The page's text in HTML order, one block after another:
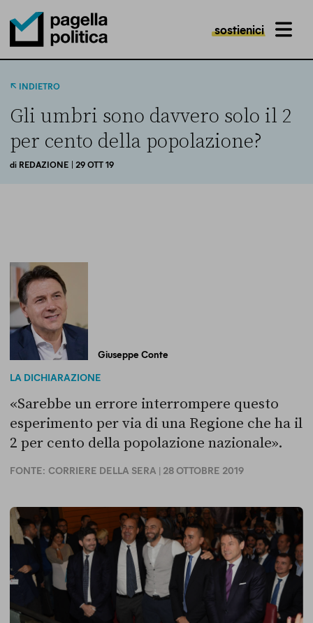
Pagella Politica Logo
sostienici MENU
INDIETRO
Gli umbri sono davvero solo il 2
per cento della popolazione?
di REDAZIONE | 29 OTT 19
Giuseppe Conte
LA DICHIARAZIONE
«Sarebbe un errore interrompere questo
esperimento per via di una Regione che ha il
2 per cento della popolazione nazionale».
FONTE: CORRIERE DELLA SERA | 28 OTTOBRE 2019